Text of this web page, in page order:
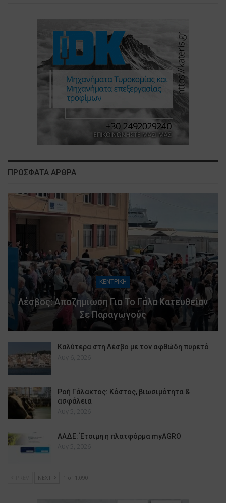
ΠΡΟΣΦΑΤΑ ΑΡΘΡΑ
ΚΕΝΤΡΙΚΗ
Λέσβος: Αποζημίωση Για Το Γάλα Κατευθείαν
Σε Παραγωγούς
Καλύτερα στη Λέσβο με τον αφθώδη πυρετό
Αυγ 6, 2026
Ροή Γάλακτος: Κόστος, βιωσιμότητα &
ασφάλεια
Αυγ 5, 2026
ΑΑΔΕ: Έτοιμη η πλατφόρμα myAGRO
Αυγ 5, 2026
NEXT 1 of 1,090